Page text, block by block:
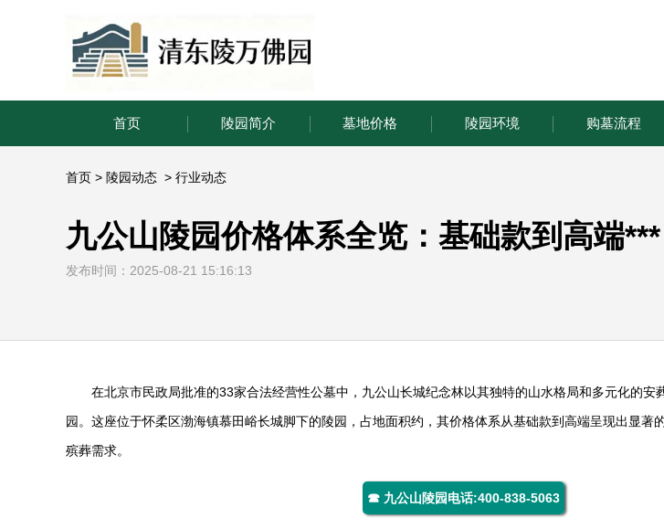
首页 陵园简介 墓地价格 陵园环境 购墓流程
首页 > 陵园动态 > 行业动态
九公山陵园价格体系全览：基础款到高端
发布时间：2025-08-21 15:16:13
在北京市民政局批准的33家合法经营性公墓中， 九公山长城纪念林以其独特的山水格局和多元化的安
园。这座位于怀柔区渤海镇慕田峪长城脚下的陵园，占地面积约，其价格体系从基础款到高端呈现出显著
殡葬需求。
☎ 九公山陵园电话:400-838-5063